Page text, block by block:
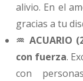
alivio. En el
gracias a tu
♒ ACUARIO
con fuerza.
con